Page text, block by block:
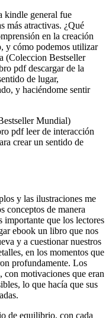
kindle general fue
más atractivas. ¿Qué
en la creación
y cómo podemos utilizar
(Coleccion Bestseller
pdf descargar de la
de lugar,
y haciéndome sentir
Mundial)
pdf leer de interacción
crear un sentido de
y las ilustraciones me
conceptos de manera
importante que los lectores
ebook un libro que nos
y a cuestionar nuestros
en los momentos que
profundamente. Los
con motivaciones que eran
lo que hacía que sus
de equilibrio, con cada